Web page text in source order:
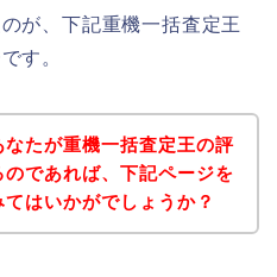
が、下記重機一括査定王
す。
たが重機一括査定王の評
のであれば、下記ページを
はいかがでしょうか？